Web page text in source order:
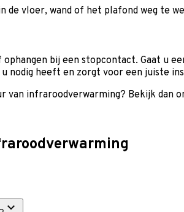
vloer, wand of het plafond weg te
bij een stopcontact. Gaat u
nodig heeft en zorgt voor een juiste
infraroodverwarming? Bekijk dan